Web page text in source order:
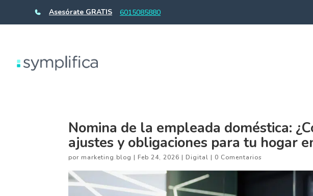
Nomina de la empleada doméstica:
ajustes y obligaciones para tu hogar
por marketing.blog | Feb 24, 2026 | Digital | 0 Comentarios
Asesórate GRATIS 6015085880